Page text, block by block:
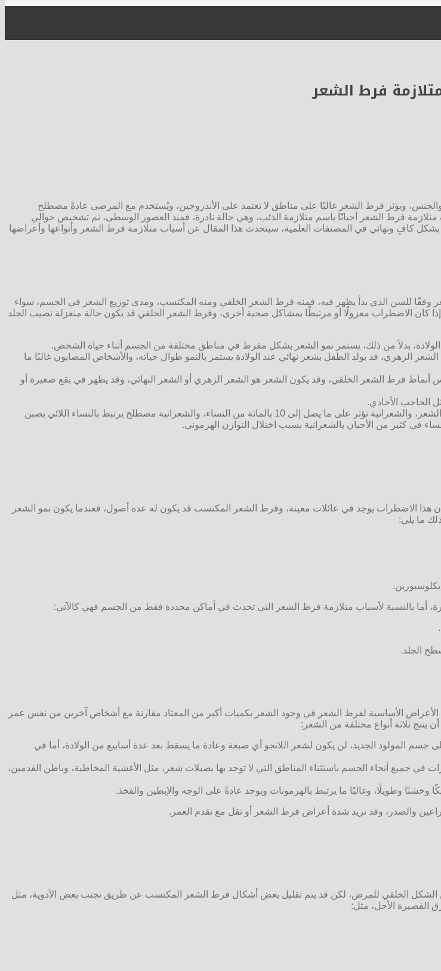
فرط الشعر
ويؤثر فرط الشعر غالبًا على مناطق لا تعتمد على الأندروجين، ويُستخدم مع المرضى عادةً مصطلح
فرط الشعر أحيانًا باسم متلازمة الذئب، وهي حالة نادرة، فمنذ العصور الوسطى، تم تشخيص حوالي
من فرط الشعر الخلقي، ووفقًا لآخر التقديرات، تم توثيق 34 حالة تقريبًا بشكل كافٍ ونهائي في المصنفات العلمية، سيتحدث هذا المقال عن أسباب متلازمة فرط الشعر وأنواعها وأعراضها
للسن الذي بدأ يظهر فيه، فمنه فرط الشعر الخلقي ومنه المكتسب، ومدى توزيع الشعر في الجسم، سواء
الاضطراب معزولًا أو مرتبطًا بمشاكل صحية أخرى، وفرط الشعر الخلقي قد يكون حالة منعزلة تصيب الجلد
الولادة، بدلاً من ذلك، يستمر نمو الشعر بشكل مفرط في مناطق مختلفة من الجسم أثناء حياة الشخص.
الزهري، قد يولد الطفل بشعر نهائي عند الولادة يستمر بالنمو طوال حياته، والأشخاص المصابون غالبًا ما
أنماط فرط الشعر الخلقي، وقد يكون الشعر هو الشعر الزهري أو الشعر النهائي، وقد يظهر في بقع صغيرة أو
الحاجب الأحادي.
: من الأخطاء الشائعة تصنيف الشعرانية على أنها متلازمة فرط الشعر، والشعرانية تؤثر على ما يصل إلى 10 بالمائة من النساء، والشعرانية مصطلح يرتبط بالنساء اللائي يصبن
في كثير من الأحيان بالشعرانية بسبب اختلال التوازن الهرموني.
هذا الاضطراب يوجد في عائلات معينة، وفرط الشعر المكتسب قد يكون له عدة أصول، فعندما يكون نمو الشعر
ما يلي:
أما بالنسبة لأسباب متلازمة فرط الشعر التي تحدث في أماكن محددة فقط من الجسم فهي كالآتي:
الجلد.
الأساسية لفرط الشعر في وجود الشعر بكميات أكبر من المعتاد مقارنة مع أشخاص آخرين من نفس عمر
ثلاثة أنواع مختلفة من الشعر:
المولود الجديد، لن يكون لشعر اللانجو أي صبغة وعادة ما يسقط بعد عدة أسابيع من الولادة، أما في
جميع أنحاء الجسم باستثناء المناطق التي لا توجد بها بصيلات شعر، مثل الأغشية المخاطية، وباطن القدمين،
وخشنًا وطويلًا، وغالبًا ما يرتبط بالهرمونات ويوجد عادةً على الوجه والإبطين والفخذ.
والصدر، وقد تزيد شدة أعراض فرط الشعر أو تقل مع تقدم العمر.
من الشكل الخلقي للمرض، لكن قد يتم تقليل بعض أشكال فرط الشعر المكتسب عن طريق تجنب بعض الأدوية، مثل
القصيرة الأجل، مثل: